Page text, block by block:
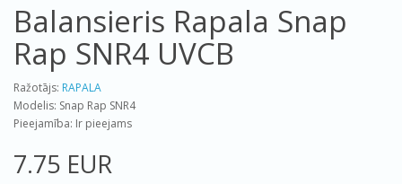
Balansieris Rapala Snap
Rap SNR4 UVCB
Ražotājs: RAPALA
Modelis: Snap Rap SNR4
Pieejamība: Ir pieejams
7.75 EUR